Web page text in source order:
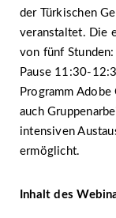
der Türkischen
veranstaltet. Die
von fünf
Pause 11:30-
Programm
auch
intensiven
ermöglicht.
Inhalt des